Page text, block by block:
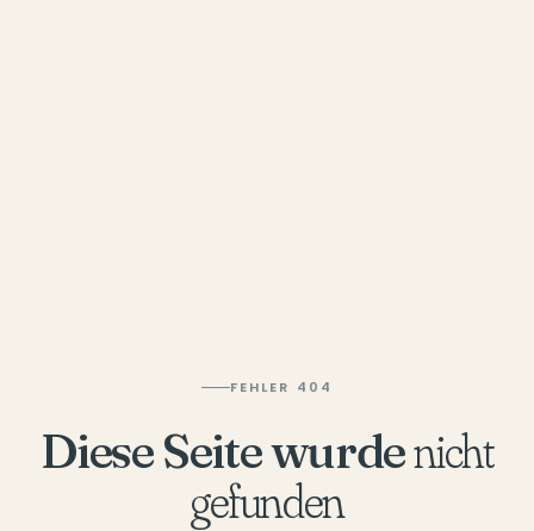
FEHLER 404
Diese Seite wurdenicht
gefunden